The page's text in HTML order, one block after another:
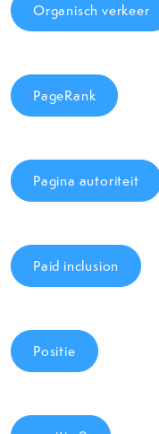
Organisch verkeer
PageRank
Pagina autoriteit
Paid inclusion
Positie